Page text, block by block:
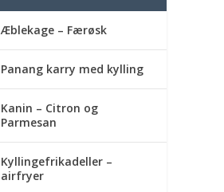
Æblekage – Færøsk
Panang karry med kylling
Kanin – Citron og
Parmesan
Kyllingefrikadeller –
airfryer